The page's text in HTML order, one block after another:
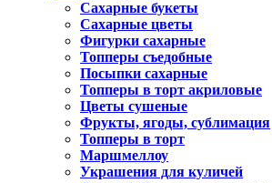
Сахарные букеты
Сахарные цветы
Фигурки сахарные
Топперы съедобные
Посыпки сахарные
Топперы в торт акриловые
Цветы сушеные
Фрукты, ягоды, сублимация
Топперы в торт
Маршмеллоу
Украшения для куличей